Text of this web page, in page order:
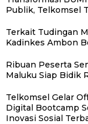
Publik, Telkomsel
Terkait Tudingan
Kadinkes Ambon
Ribuan Peserta
Maluku Siap Bidik
Telkomsel Gelar
Digital Bootcamp
Inovasi Sosial